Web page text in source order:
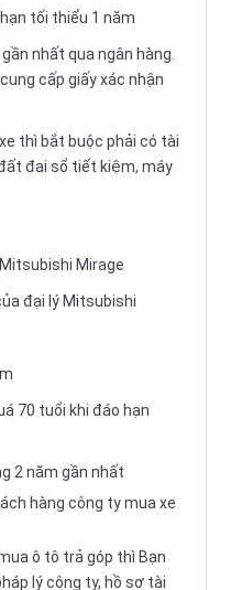
tối thiểu 1 năm
nhất qua ngân hàng.
cấp giấy xác nhận
thì bắt buộc phải có tài
đai sổ tiết kiệm, máy
Mirage
đại lý Mitsubishi
70 tuổi khi đáo hạn
2 năm gần nhất
hàng công ty mua xe
ô tô trả góp thì Bạn
lý công ty, hồ sơ tài